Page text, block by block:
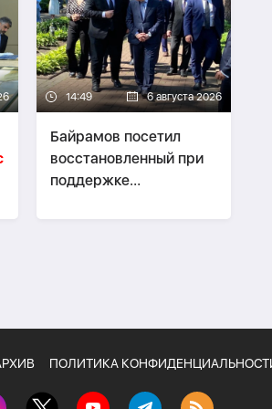
14:49 6 августа 2026
Байрамов посетил
восстановленный при
поддержке
ПОЛИТИКА